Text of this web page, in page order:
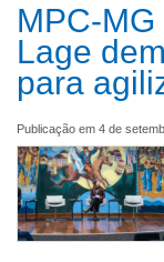
MPC-
Lage
para
Publicação em 4 de